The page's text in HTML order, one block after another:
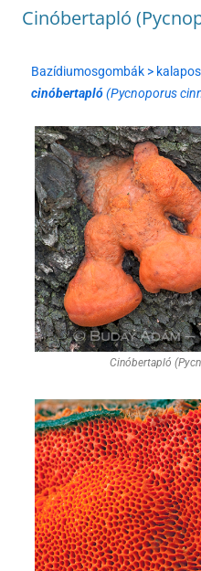
Cinóbertapló
Bazídiumosgombák >
cinóbertapló(Pycnoporus
Cinóbertapló